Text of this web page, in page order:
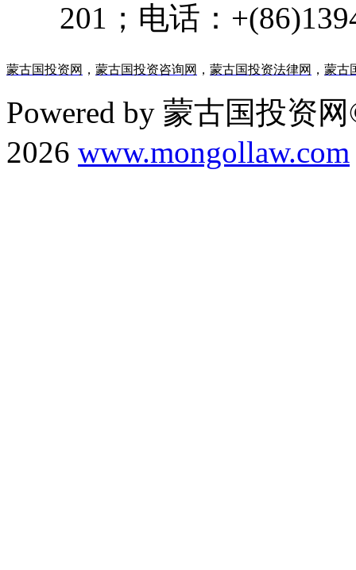
201；电话：
蒙古国投资网 ， 蒙古国投资咨询网 ， 蒙古国投资法律网 ， 蒙古
Powered by 蒙古国投资
2026 www.mongollaw.com